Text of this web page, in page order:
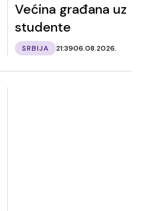
Većina građana uz
studente
SRBIJA 21:3906.08.2026.